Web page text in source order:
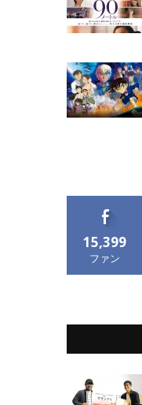
15,399
ファン